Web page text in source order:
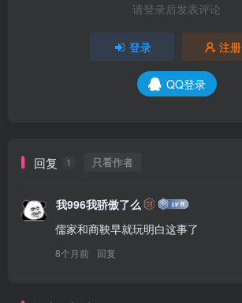
请登录后发表评论
登录 注册
QQ登录
回复 1 只看作者
我996我骄傲了么
儒家和商鞅早就玩明白这事了
8个月前 回复